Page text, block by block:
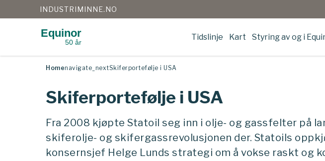
til
INDUSTRIMINNE.NO
Equinor
50 år
Tidslinje Kart Styring av og i
Homenavigate_nextSkiferportefølje i USA
Skiferportefølje i USA
Fra 2008 kjøpte Statoil seg inn i olje- og gassfelter på
skiferolje- og skifergassrevolusjonen der. Statoils
konsernsjef Helge Lunds strategi om å vokse raskt og